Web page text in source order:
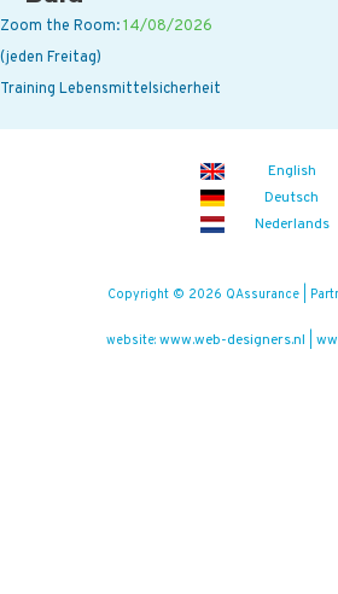
Zoom the Room:14/08/2026
(jeden Freitag)
Training Lebensmittelsicherheit
English
Deutsch
Nederlands
Copyright © 2026 QAssurance |
website: www.web-designers.nl